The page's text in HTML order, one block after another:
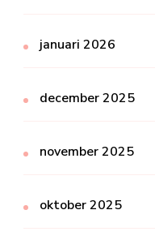
januari 2026
december 2025
november 2025
oktober 2025